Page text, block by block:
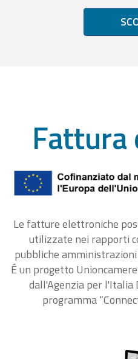
Fattura
Le fatture elettroniche
utilizzate nei rapporti
pubbliche
É un progetto
dall'Agenzia per
programma